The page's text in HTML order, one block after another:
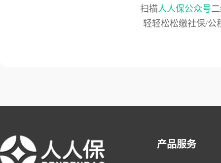
扫描人人保公众号
轻轻松松缴社保/公
产品服务